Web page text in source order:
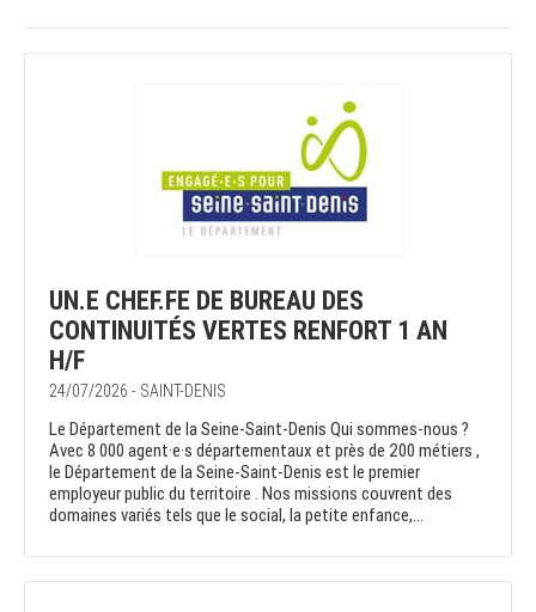
UN.E CHEF.FE DE BUREAU DES
CONTINUITÉS VERTES RENFORT 1 AN
H/F
24/07/2026 - SAINT-DENIS
Le Département de la Seine-Saint-Denis Qui sommes-nous ?
Avec 8 000 agent·e·s départementaux et près de 200 métiers ,
le Département de la Seine-Saint-Denis est le premier
employeur public du territoire . Nos missions couvrent des
domaines variés tels que le social, la petite enfance,...